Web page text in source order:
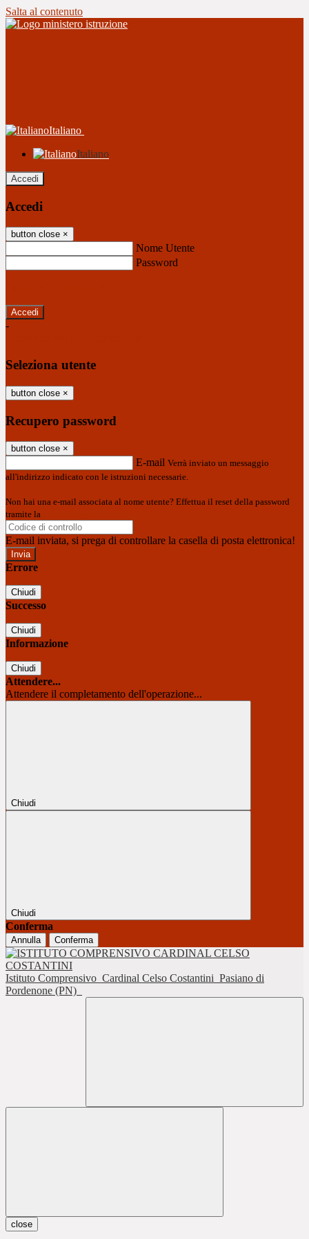
Salta al contenuto
Italiano
Italiano
Accedi
Accedi
button close ×
Nome Utente
Password
-
Seleziona utente
button close ×
Recupero password
button close ×
E-mail Verrà inviato un messaggio
all'indirizzo indicato con le istruzioni necessarie.
Non hai una e-mail associata al nome utente? Effettua il reset della password
tramite la
E-mail inviata, si prega di controllare la casella di posta elettronica!
Errore
Chiudi
Successo
Chiudi
Informazione
Chiudi
Attendere...
Attendere il completamento dell'operazione...
Chiudi
Chiudi
Conferma
Annulla Conferma
Istituto Comprensivo Cardinal Celso Costantini Pasiano di
Pordenone (PN)
close